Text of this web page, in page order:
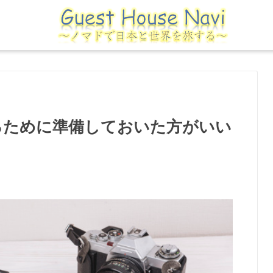
めに準備しておいた方がいい